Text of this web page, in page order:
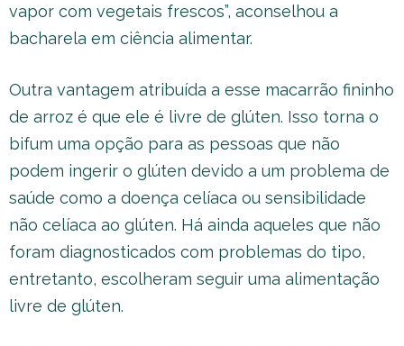
vapor com vegetais frescos”, aconselhou a
bacharela em ciência alimentar.
Outra vantagem atribuída a esse macarrão fininho
de arroz é que ele é livre de glúten. Isso torna o
bifum uma opção para as pessoas que não
podem ingerir o glúten devido a um problema de
saúde como a doença celíaca ou sensibilidade
não celíaca ao glúten. Há ainda aqueles que não
foram diagnosticados com problemas do tipo,
entretanto, escolheram seguir uma alimentação
livre de glúten.